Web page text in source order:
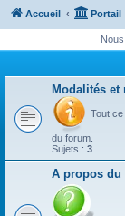
Accueil Portail
Modalités
Tout
du forum.
Sujets : 3
A propos du